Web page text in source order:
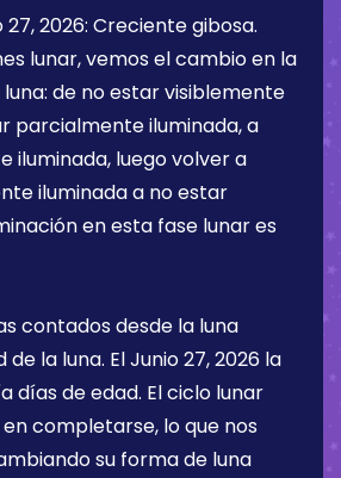
27, 2026: Creciente gibosa.
lunar, vemos el cambio en la
de no estar visiblemente
parcialmente iluminada, a
iluminada, luego volver a
iluminada a no estar
en esta fase lunar es
contados desde la luna
de la luna. ElJunio 27, 2026 la
días de edad. El ciclo lunar
completarse, lo que nos
su forma de luna